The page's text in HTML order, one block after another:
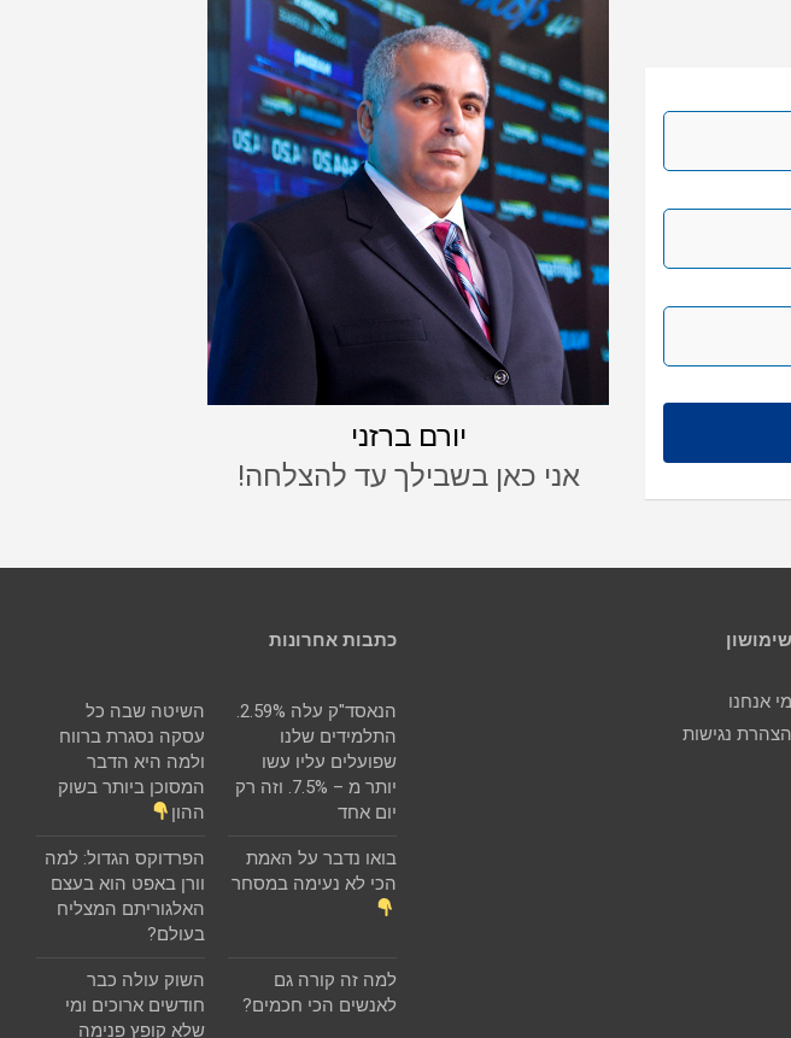
יורם ברזני
אני כאן בשבילך עד להצלחה!
שימושון
מי אנחנו
הצהרת נגישות
כתבות אחרונות
הנאסד"ק עלה 2.59%.
התלמידים שלנו
שפועלים עליו עשו
יותר מ – 7.5%. וזה רק
יום אחד
השיטה שבה כל
עסקה נסגרת ברווח
ולמה היא הדבר
המסוכן ביותר בשוק
ההון
בואו נדבר על האמת
הכי לא נעימה במסחר
הפרדוקס הגדול: למה
וורן באפט הוא בעצם
האלגוריתם המצליח
בעולם?
למה זה קורה גם
לאנשים הכי חכמים?
השוק עולה כבר
חודשים ארוכים ומי
שלא קופץ פנימה